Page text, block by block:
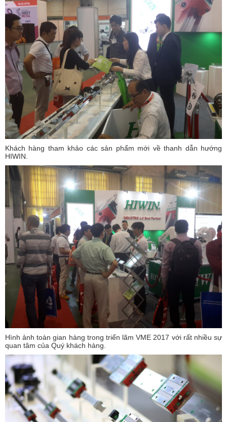
Khách hàng tham khảo các sản phẩm mới về thanh dẫn hướng
HIWIN.
Hình ảnh toàn gian hàng trong triển lãm VME 2017 với rất nhiều sự
quan tâm của Quý khách hàng.